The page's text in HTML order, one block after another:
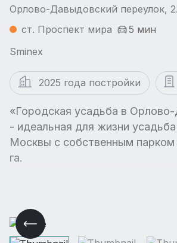
Орлово-Давыдовский переулок,
ст. Проспект мира
5 мин
Sminex
2025 года постройки
«Городская усадьба в
- идеальная для жизни
Москвы с собственным
га.